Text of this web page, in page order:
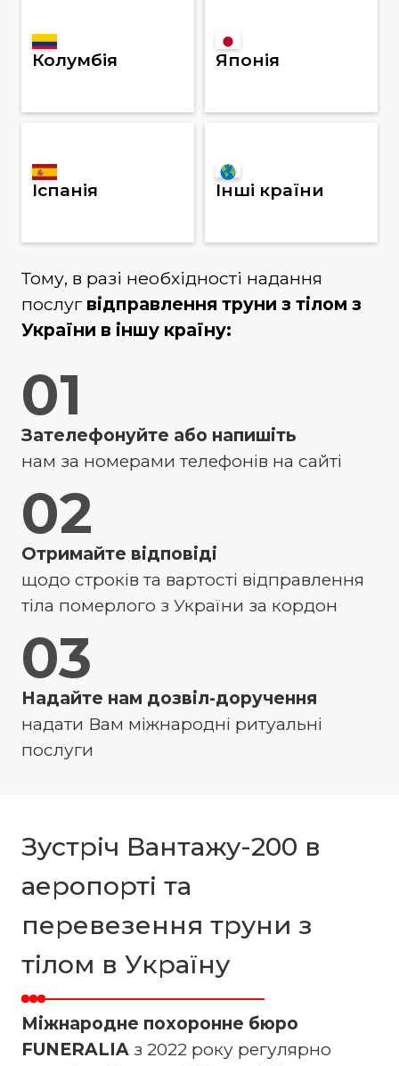
Колумбія Японія
Іспанія Інші країни
Тому, в разі необхідності надання
послуг відправлення труни з тілом з
України в іншу країну:
01
Зателефонуйте або напишіть
нам за номерами телефонів на сайті
02
Отримайте відповіді
щодо строків та вартості відправлення
тіла померлого з України за кордон
03
Надайте нам дозвіл-доручення
надати Вам міжнародні ритуальні
послуги
Зустріч Вантажу-200 в
аеропорті та
перевезення труни з
тілом в Україну
Міжнародне похоронне бюро
FUNERALIAз 2022 року регулярно